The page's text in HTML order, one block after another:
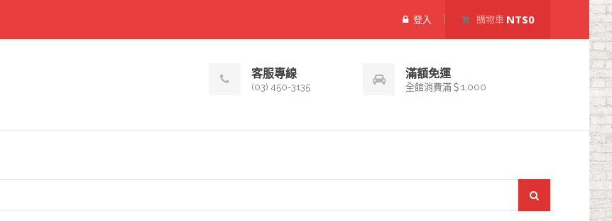
登入 購物車 NT$0
客服專線
(03) 450-3135
滿額免運
全館消費滿＄1,000